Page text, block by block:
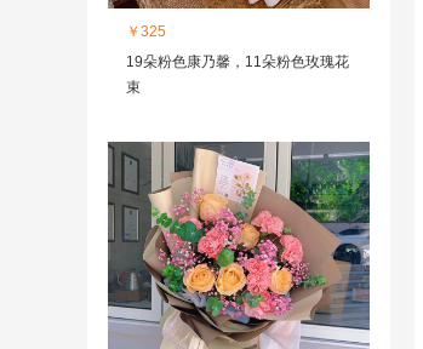
￥325
19朵粉色康乃馨，11朵粉色玫瑰花
束